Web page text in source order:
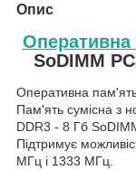
Опис
Оперативна
SoDIMM
Оперативна
Пам'ять сумісна з
DDR3 - 8 Гб
Підтримує
МГц і 1333 МГц.